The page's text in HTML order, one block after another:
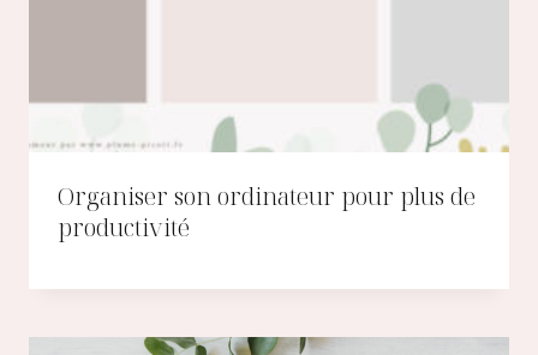
Organiser son ordinateur pour plus de
productivité